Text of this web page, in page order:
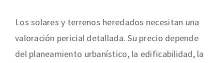
Los solares y terrenos heredados necesitan una
valoración pericial detallada. Su precio depende
del planeamiento urbanístico, la edificabilidad, la